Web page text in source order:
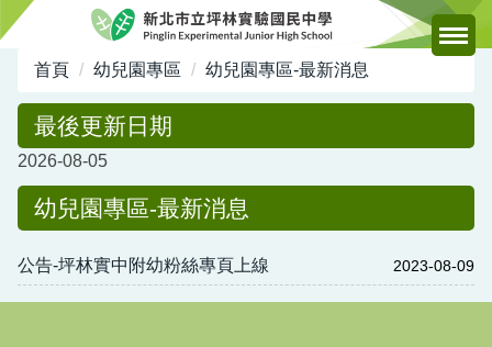
跳
容
首頁 幼兒園專區 幼兒園專區-最新消息
最後更新日期
2026-08-05
幼兒園專區-最新消息
公告-坪林實中附幼粉絲專頁上線 2023-08-09